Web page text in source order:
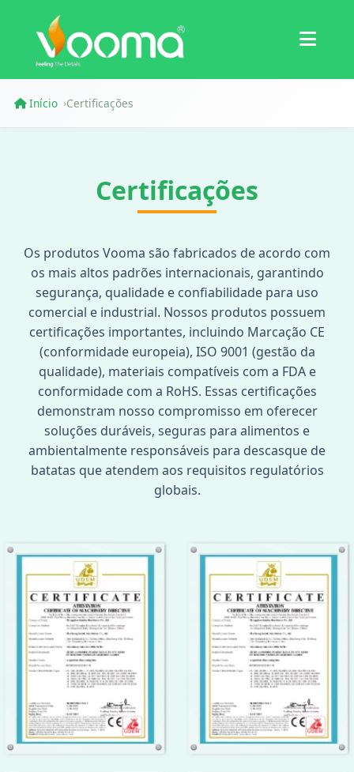
Certificações
Estudo de Caso
Início ›Certificações
Certificações
Os produtos Vooma são fabricados de acordo com
os mais altos padrões internacionais, garantindo
segurança, qualidade e confiabilidade para uso
comercial e industrial. Nossos produtos possuem
certificações importantes, incluindo Marcação CE
(conformidade europeia), ISO 9001 (gestão da
qualidade), materiais compatíveis com a FDA e
conformidade com a RoHS. Essas certificações
demonstram nosso compromisso em oferecer
soluções duráveis, seguras para alimentos e
ambientalmente responsáveis para descasque de
batatas que atendem aos requisitos regulatórios
globais.